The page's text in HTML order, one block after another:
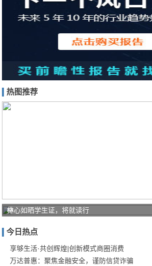
热图推荐
中
电
信
锤
林心如晒学生证，将就读行
今日热点
享够生活·共创辉煌|创新模式商圈消费
万达普惠：聚焦金融安全，谨防信贷诈骗